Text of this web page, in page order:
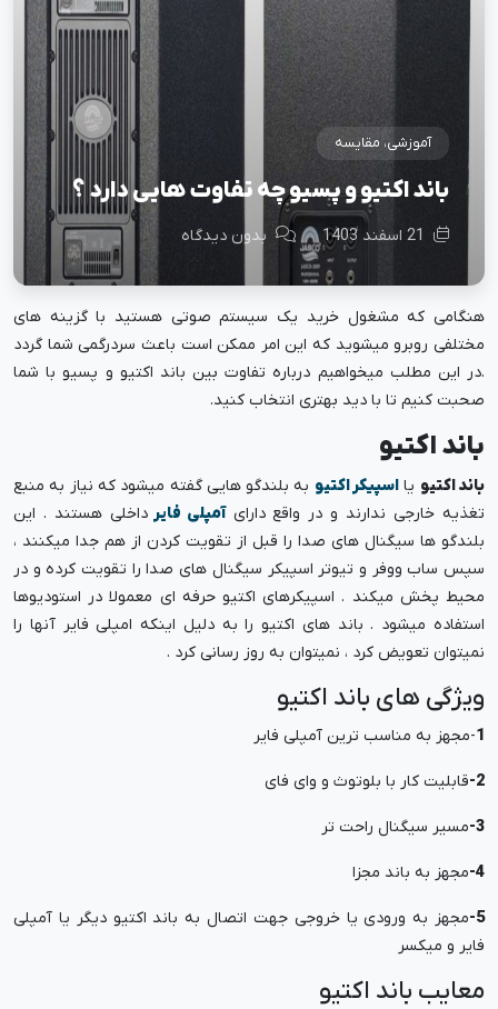
آموزشی، مقایسه
باند اکتیو و پسیو چه تفاوت هایی دارد ؟
21 اسفند 1403 بدون دیدگاه
هنگامی که مشغول خرید یک سیستم صوتی هستید با گزینه های
مختلفی روبرو میشوید که این امر ممکن است باعث سردرگمی شما گردد
.در این مطلب میخواهیم درباره تفاوت بین باند اکتیو و پسیو با شما
صحبت کنیم تا با دید بهتری انتخاب کنید.
باند اکتیو
باند اکتیو یا اسپیکر اکتیو به بلندگو هایی گفته میشود که نیاز به منبع
تغذیه خارجی ندارند و در واقع دارای آمپلی فایرداخلی هستند . این
بلندگو ها سیگنال های صدا را قبل از تقویت کردن از هم جدا میکنند ،
سپس ساب ووفر و تیوتر اسپیکر سیگنال های صدا را تقویت کرده و در
محیط پخش میکند . اسپیکرهای اکتیو حرفه ای معمولا در استودیوها
استفاده میشود . باند های اکتیو را به دلیل اینکه امپلی فایر آنها را
نمیتوان تعویض کرد ، نمیتوان به روز رسانی کرد .
ویژگی های باند اکتیو
1-مجهز به مناسب ترین آمپلی فایر
2- قابلیت کار با بلوتوث و وای فای
3- مسیر سیگنال راحت تر
4- مجهز به باند مجزا
5- مجهز به ورودی یا خروجی جهت اتصال به باند اکتیو دیگر یا آمپلی
فایر و میکسر
معایب باند اکتیو